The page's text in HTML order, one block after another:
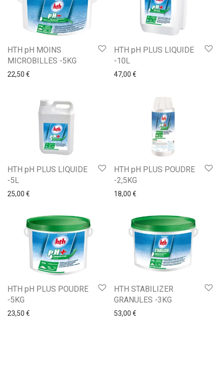
HTH pH MOINS
MICROBILLES -5KG
22,50 €
HTH pH PLUS LIQUIDE
-10L
47,00 €
HTH pH PLUS LIQUIDE
-5L
25,00 €
HTH pH PLUS POUDRE
-2,5KG
18,00 €
HTH pH PLUS POUDRE
-5KG
23,50 €
HTH STABILIZER
GRANULES -3KG
53,00 €